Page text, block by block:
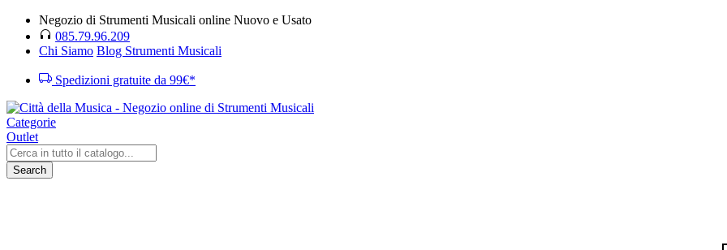
Negozio di Strumenti Musicali online Nuovo e Usato
085.79.96.209
Chi Siamo Blog Strumenti Musicali
Spedizioni gratuite da 99€*
Categorie
Outlet
Search